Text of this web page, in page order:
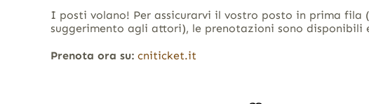
I posti volano! Per assicurarvi il vostro posto in prima fila
suggerimento agli attori), le prenotazioni sono disponibili
Prenota ora su: cniticket.it